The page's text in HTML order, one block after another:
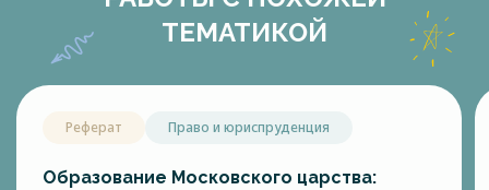
ТЕМАТИКОЙ
Реферат Право и юриспруденция
Образование Московского царства: